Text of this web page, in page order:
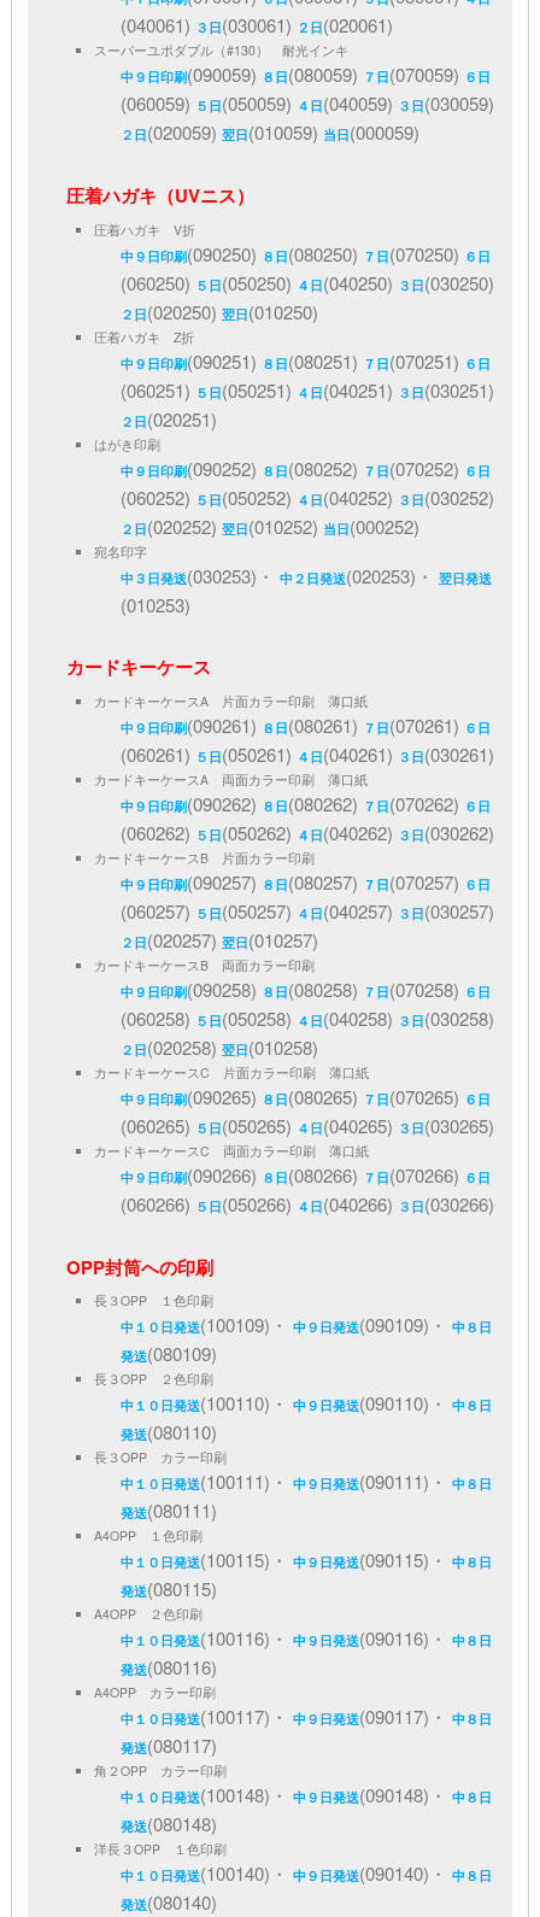
(040061) ３日(030061) ２日(020061)
スーパーユポダブル（#130） 耐光インキ
中９日印刷(090059) ８日(080059) ７日(070059) ６日
(060059) ５日(050059) ４日(040059) ３日(030059)
２日(020059)翌日(010059) 当日(000059)
圧着ハガキ（UVニス）
圧着ハガキ V折
中９日印刷(090250) ８日(080250) ７日(070250) ６日
(060250) ５日(050250) ４日(040250) ３日(030250)
２日(020250)翌日(010250)
圧着ハガキ Z折
中９日印刷(090251) ８日(080251) ７日(070251) ６日
(060251) ５日(050251) ４日(040251) ３日(030251)
２日(020251)
はがき印刷
中９日印刷(090252) ８日(080252) ７日(070252) ６日
(060252) ５日(050252) ４日(040252) ３日(030252)
２日(020252)翌日(010252) 当日(000252)
宛名印字
中３日発送(030253)・中２日発送(020253)・翌日発送
(010253)
カードキーケース
カードキーケースA 片面カラー印刷 薄口紙
中９日印刷(090261) ８日(080261) ７日(070261) ６日
(060261) ５日(050261) ４日(040261) ３日(030261)
カードキーケースA 両面カラー印刷 薄口紙
中９日印刷(090262) ８日(080262) ７日(070262) ６日
(060262) ５日(050262) ４日(040262) ３日(030262)
カードキーケースB 片面カラー印刷
中９日印刷(090257) ８日(080257) ７日(070257) ６日
(060257) ５日(050257) ４日(040257) ３日(030257)
２日(020257)翌日(010257)
カードキーケースB 両面カラー印刷
中９日印刷(090258) ８日(080258) ７日(070258) ６日
(060258) ５日(050258) ４日(040258) ３日(030258)
２日(020258)翌日(010258)
カードキーケースC 片面カラー印刷 薄口紙
中９日印刷(090265) ８日(080265) ７日(070265) ６日
(060265) ５日(050265) ４日(040265) ３日(030265)
カードキーケースC 両面カラー印刷 薄口紙
中９日印刷(090266) ８日(080266) ７日(070266) ６日
(060266) ５日(050266) ４日(040266) ３日(030266)
OPP封筒への印刷
長３OPP １色印刷
中１０日発送(100109)・中９日発送(090109)・中８日
発送(080109)
長３OPP ２色印刷
中１０日発送(100110)・中９日発送(090110)・中８日
発送(080110)
長３OPP カラー印刷
中１０日発送(100111)・中９日発送(090111)・中８日
発送(080111)
A4OPP １色印刷
中１０日発送(100115)・中９日発送(090115)・中８日
発送(080115)
A4OPP ２色印刷
中１０日発送(100116)・中９日発送(090116)・中８日
発送(080116)
A4OPP カラー印刷
中１０日発送(100117)・中９日発送(090117)・中８日
発送(080117)
角２OPP カラー印刷
中１０日発送(100148)・中９日発送(090148)・中８日
発送(080148)
洋長３OPP １色印刷
中１０日発送(100140)・中９日発送(090140)・中８日
発送(080140)